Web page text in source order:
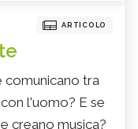
ARTICOLO
comunicano tra
l'uomo? E se
creano musica?